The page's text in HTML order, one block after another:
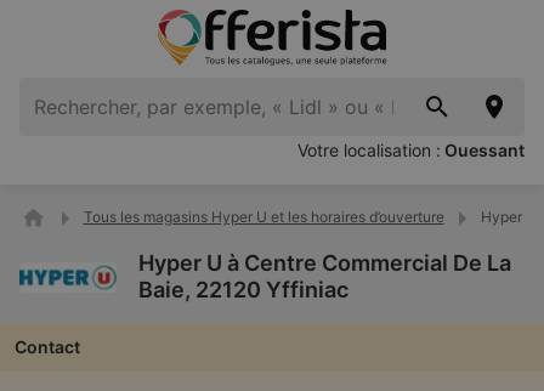
Votre localisation : Ouessant
Tous les magasins Hyper U et les horaires d’ouverture Hyper U
Hyper U à Centre Commercial De La
Baie, 22120 Yffiniac
Contact